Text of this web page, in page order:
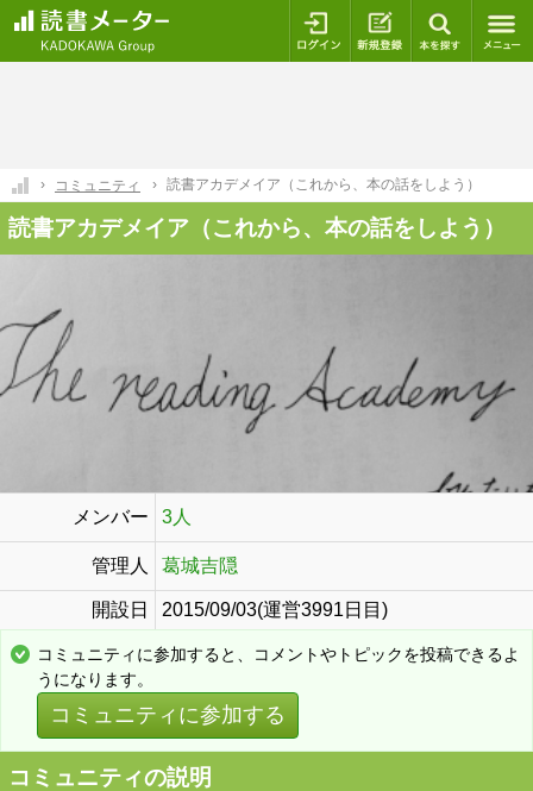
ログイン 新規登録
コミュニティ 読書アカデメイア（これから、本の話をしよう）
読書アカデメイア（これから、本の話をしよう）
メンバー 3人
管理人 葛城吉隠
開設日 2015/09/03(運営3991日目)
コミュニティに参加すると、コメントやトピックを投稿できるよ
うになります。
コミュニティに参加する
コミュニティの説明